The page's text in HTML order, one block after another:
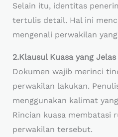
Selain itu, identitas
tertulis detail. Hal ini
mengenali perwakilan
2.Klausul Kuasa yang Jelas
Dokumen wajib merinci
perwakilan lakukan.
menggunakan kalimat
Rincian kuasa membatasi
perwakilan tersebut.